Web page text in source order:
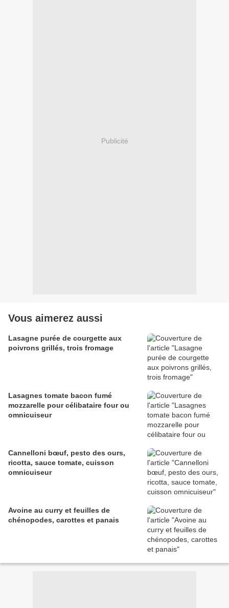
Publicité
Vous aimerez aussi
Lasagne purée de courgette aux
poivrons grillés, trois fromage
Lasagnes tomate bacon fumé
mozzarelle pour célibataire four ou
omnicuiseur
Cannelloni bœuf, pesto des ours,
ricotta, sauce tomate, cuisson
omnicuiseur
Avoine au curry et feuilles de
chénopodes, carottes et panais